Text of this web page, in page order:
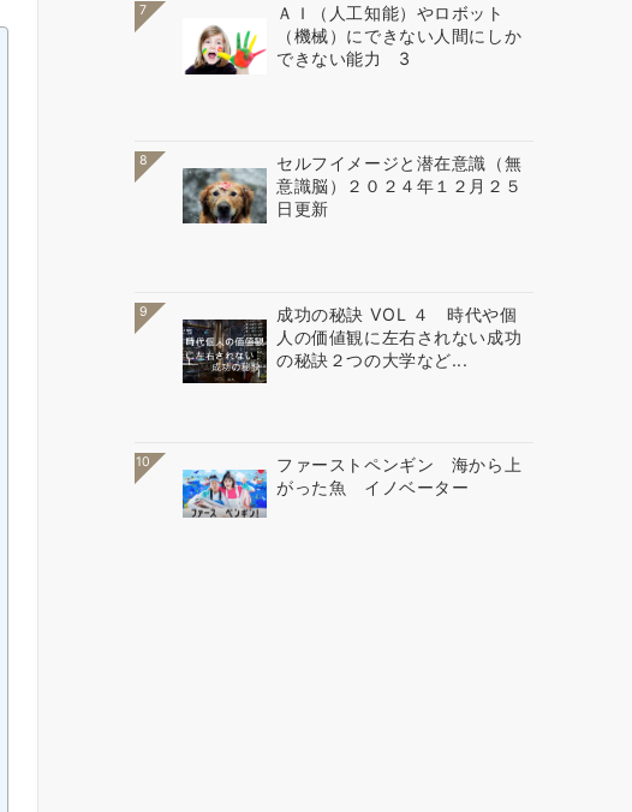
7
ＡＩ（人工知能）やロボット
（機械）にできない人間にしか
できない能力 3
8
セルフイメージと潜在意識（無
意識脳）２０２４年１２月２５
日更新
9
成功の秘訣 VOL ４ 時代や個
人の価値観に左右されない成功
の秘訣２つの大学など...
10
ファーストペンギン 海から上
がった魚 イノベーター